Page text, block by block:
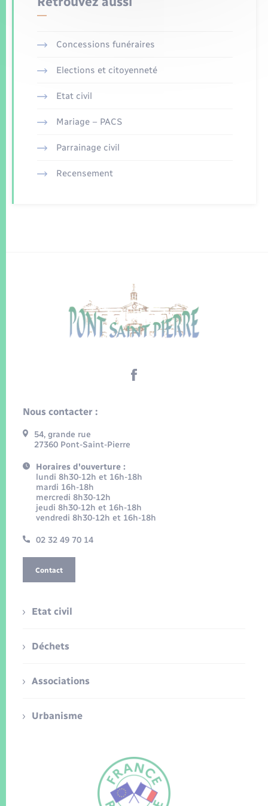
Concessions funéraires
Elections et citoyenneté
Etat civil
Mariage – PACS
Parrainage civil
Recensement
Nous contacter :
54, grande rue
27360 Pont-Saint-Pierre
Horaires d'ouverture :
lundi 8h30-12h et 16h-18h
mardi 16h-18h
mercredi 8h30-12h
jeudi 8h30-12h et 16h-18h
vendredi 8h30-12h et 16h-18h
02 32 49 70 14
Contact
Etat civil
Déchets
Associations
Urbanisme